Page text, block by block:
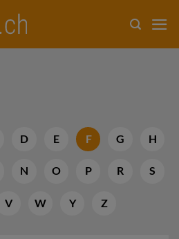
D E F G H
N O P R S
V W Y Z